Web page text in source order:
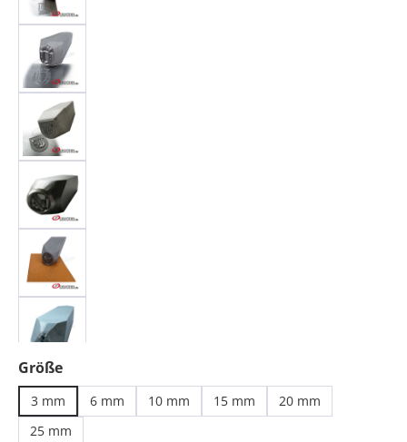
Größeauswählen
3 mm 6 mm 10 mm 15 mm
20 mm
25 mm